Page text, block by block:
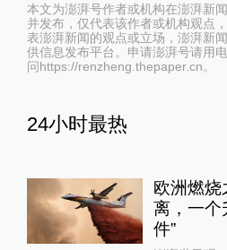
本文为澎湃号作者或机构在澎湃新
并发布，仅代表该作者或机构观点
表澎湃新闻的观点或立场，澎湃新
供信息发布平台。申请澎湃号请用
问https://renzheng.thepaper.cn。
24小时最热
欧洲燃烧
离，一个
件”